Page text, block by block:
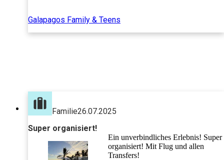
Galapagos Family & Teens
Familie26.07.2025
Super organisiert!
Ein unverbindliches Erlebnis! Super
organisiert! Mit Flug und allen
Transfers!